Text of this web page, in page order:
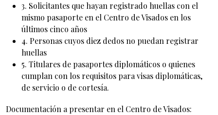
3. Solicitantes que hayan registrado huellas con el
mismo pasaporte en el Centro de Visados en los
últimos cinco años
4. Personas cuyos diez dedos no puedan registrar
huellas
5. Titulares de pasaportes diplomáticos o quienes
cumplan con los requisitos para visas diplomáticas,
de servicio o de cortesía.
Documentación a presentar en el Centro de Visados: